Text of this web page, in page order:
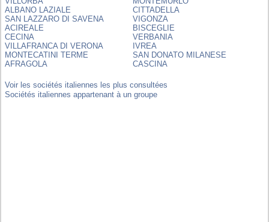
ALBANO LAZIALE
CITTADELLA
SAN LAZZARO DI SAVENA
VIGONZA
ACIREALE
BISCEGLIE
CECINA
VERBANIA
VILLAFRANCA DI VERONA
IVREA
MONTECATINI TERME
SAN DONATO MILANESE
AFRAGOLA
CASCINA
Voir les sociétés italiennes les plus consultées
Sociétés italiennes appartenant à un groupe